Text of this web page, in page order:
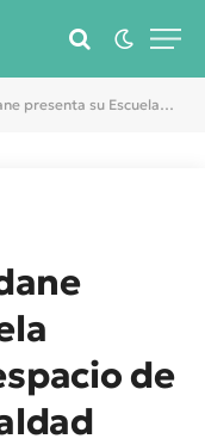
como espacio de formación en igualdad
de